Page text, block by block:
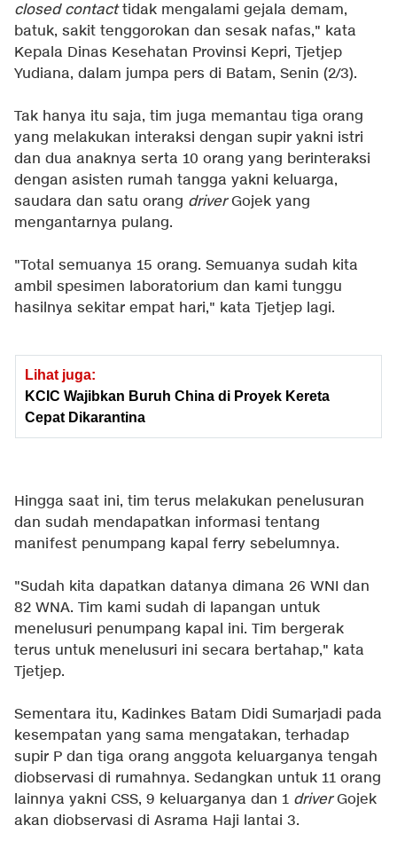
closed contacttidak mengalami gejala demam,
batuk, sakit tenggorokan dan sesak nafas," kata
Kepala Dinas Kesehatan Provinsi Kepri, Tjetjep
Yudiana, dalam jumpa pers di Batam, Senin (2/3).
Tak hanya itu saja, tim juga memantau tiga orang
yang melakukan interaksi dengan supir yakni istri
dan dua anaknya serta 10 orang yang berinteraksi
dengan asisten rumah tangga yakni keluarga,
saudara dan satu orang driverGojek yang
mengantarnya pulang.
"Total semuanya 15 orang. Semuanya sudah kita
ambil spesimen laboratorium dan kami tunggu
hasilnya sekitar empat hari," kata Tjetjep lagi.
Lihat juga:
KCIC Wajibkan Buruh China di Proyek Kereta
Cepat Dikarantina
Hingga saat ini, tim terus melakukan penelusuran
dan sudah mendapatkan informasi tentang
manifest penumpang kapal ferry sebelumnya.
"Sudah kita dapatkan datanya dimana 26 WNI dan
82 WNA. Tim kami sudah di lapangan untuk
menelusuri penumpang kapal ini. Tim bergerak
terus untuk menelusuri ini secara bertahap," kata
Tjetjep.
Sementara itu, Kadinkes Batam Didi Sumarjadi pada
kesempatan yang sama mengatakan, terhadap
supir P dan tiga orang anggota keluarganya tengah
diobservasi di rumahnya. Sedangkan untuk 11 orang
lainnya yakni CSS, 9 keluarganya dan 1 driverGojek
akan diobservasi di Asrama Haji lantai 3.